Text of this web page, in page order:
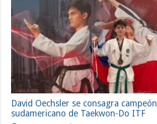
David Oechsler se consagra campeón
sudamericano de Taekwon-Do ITF